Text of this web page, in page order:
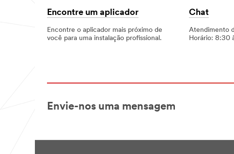
Encontre um aplicador
Encontre o aplicador mais próximo de
você para uma instalação profissional.
Chat
Atendimento
Horário: 8:30
Envie-nos uma mensagem